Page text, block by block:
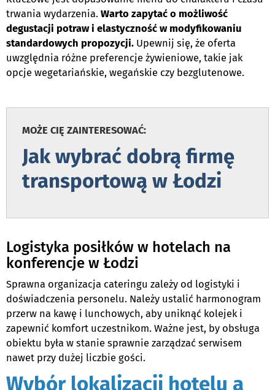
trwania wydarzenia. Warto zapytać o możliwość
degustacji potraw i elastyczność w modyfikowaniu
standardowych propozycji. Upewnij się, że oferta
uwzględnia różne preferencje żywieniowe, takie jak
opcje wegetariańskie, wegańskie czy bezglutenowe.
MOŻE CIĘ ZAINTERESOWAĆ:
Jak wybrać dobrą firmę
transportową w Łodzi
Logistyka posiłków w hotelach na
konferencje w Łodzi
Sprawna organizacja cateringu zależy od logistyki i
doświadczenia personelu. Należy ustalić harmonogram
przerw na kawę i lunchowych, aby uniknąć kolejek i
zapewnić komfort uczestnikom. Ważne jest, by obsługa
obiektu była w stanie sprawnie zarządzać serwisem
nawet przy dużej liczbie gości.
Wybór lokalizacji hotelu a